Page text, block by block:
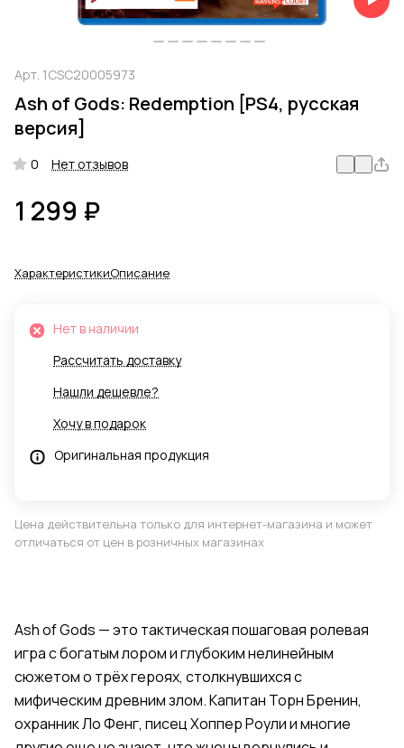
Арт. 1CSC20005973
Ash of Gods: Redemption [PS4, русская
версия]
0 Нет отзывов
1 299 ₽
ХарактеристикиОписание
Нет в наличии
Рассчитать доставку
Нашли дешевле?
Хочу в подарок
Оригинальная продукция
Цена действительна только для интернет-магазина и может
отличаться от цен в розничных магазинах
Ash of Gods — это тактическая пошаговая ролевая
игра с богатым лором и глубоким нелинейным
сюжетом о трёх героях, столкнувшихся с
мифическим древним злом. Капитан Торн Бренин,
охранник Ло Фенг, писец Хоппер Роули и многие